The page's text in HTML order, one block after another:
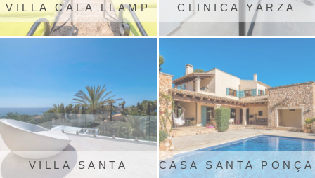
VILLA CALA LLAMP CLINICA YARZA
VILLA SANTA CASA SANTA PONÇA